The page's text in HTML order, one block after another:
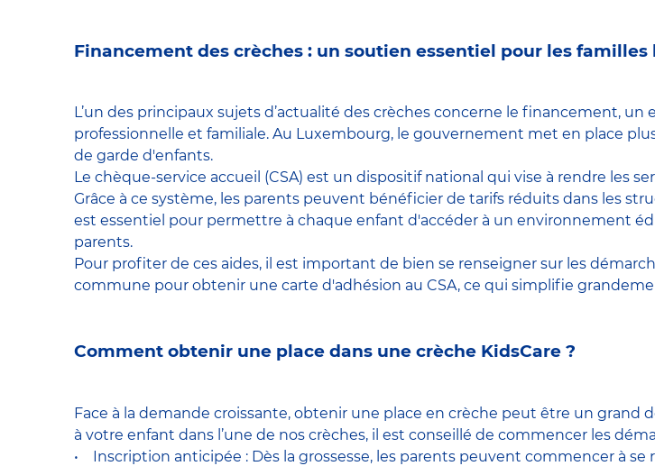
Financement des crèches : un soutien essentiel pour les
L’un des principaux sujets d’actualité des crèches concerne le financement,
professionnelle et familiale. Au Luxembourg, le gouvernement met en place
de garde d'enfants.
Le chèque-service accueil (CSA) est un dispositif national qui vise à rendre les
Grâce à ce système, les parents peuvent bénéficier de tarifs réduits dans les
est essentiel pour permettre à chaque enfant d'accéder à un environnement
parents.
Pour profiter de ces aides, il est important de bien se renseigner sur les
commune pour obtenir une carte d'adhésion au CSA, ce qui simplifie
Comment obtenir une place dans une crèche KidsCare ?
Face à la demande croissante, obtenir une place en crèche peut être un grand
à votre enfant dans l’une de nos crèches, il est conseillé de commencer les
• Inscription anticipée : Dès la grossesse, les parents peuvent commencer à